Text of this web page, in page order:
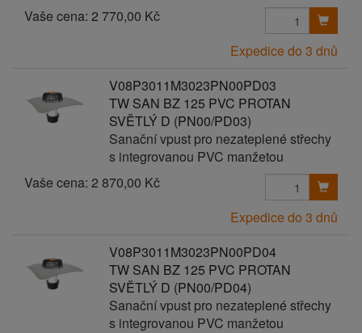
Vaše cena: 2 770,00 Kč
Expedice do 3 dnů
V08P3011M3023PN00PD03
TW SAN BZ 125 PVC PROTAN
SVĚTLÝ D (PN00/PD03)
Sanační vpust pro nezateplené střechy
s integrovanou PVC manžetou
Vaše cena: 2 870,00 Kč
Expedice do 3 dnů
V08P3011M3023PN00PD04
TW SAN BZ 125 PVC PROTAN
SVĚTLÝ D (PN00/PD04)
Sanační vpust pro nezateplené střechy
s integrovanou PVC manžetou